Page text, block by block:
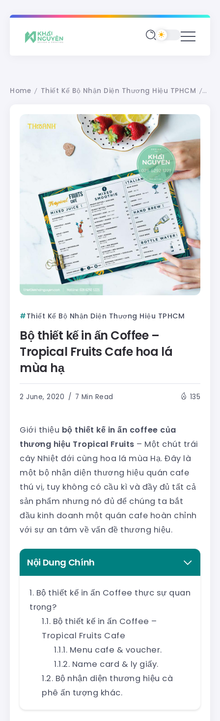
Home / Thiết Kế Bộ Nhận Diện Thương Hiệu TPHCM / Bộ
Thiết Kế Bộ Nhận Diện Thương Hiệu TPHCM
Bộ thiết kế in ấn Coffee –
Tropical Fruits Cafe hoa lá
mùa hạ
2 June, 2020 7 Min Read 135
Giới thiệu bộ thiết kế in ấn coffee của
thương hiệu Tropical Fruits – Một chút trái
cây Nhiệt đới cùng hoa lá mùa Hạ. Đây là
một bộ nhận diện thương hiệu quán cafe
thú vị, tuy không có cầu kì và đầy đủ tất cả
sản phẩm nhưng nó đủ để chúng ta bắt
đầu kinh doanh một quán cafe hoàn chỉnh
với sự an tâm về vấn đề thương hiệu.
Nội Dung Chính
Bộ thiết kế in ấn Coffee thực sự quan
trọng?
Bộ thiết kế in ấn Coffee –
Tropical Fruits Cafe
Menu cafe & voucher.
Name card & ly giấy.
Bộ nhận diện thương hiệu cà
phê ấn tượng khác.